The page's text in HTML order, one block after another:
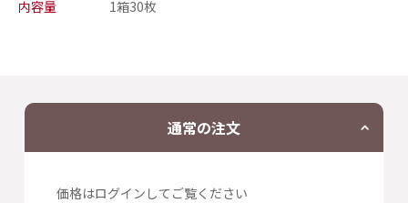
内容量
1箱30枚
通常の注文
価格はログインしてご覧ください